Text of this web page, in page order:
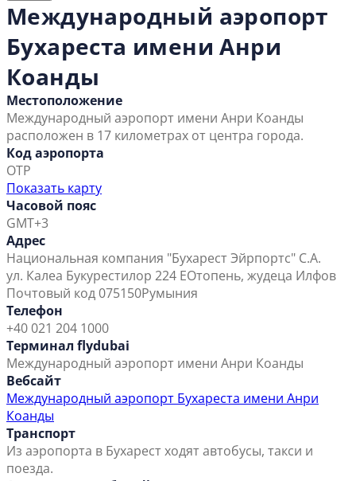
Международный аэропорт
Бухареста имени Анри
Коанды
Местоположение
Международный аэропорт имени Анри Коанды
расположен в 17 километрах от центра города.
Код аэропорта
OTP
Показать карту
Часовой пояс
GMT+3
Адрес
Национальная компания "Бухарест Эйрпортс" С.А.
ул. Калеа Букурестилор 224 EОтопень, жудеца Илфов
Почтовый код 075150Румыния
Телефон
+40 021 204 1000
Терминал flydubai
Международный аэропорт имени Анри Коанды
Вебсайт
Международный аэропорт Бухареста имени Анри
Коанды
Транспорт
Из аэропорта в Бухарест ходят автобусы, такси и
поезда.